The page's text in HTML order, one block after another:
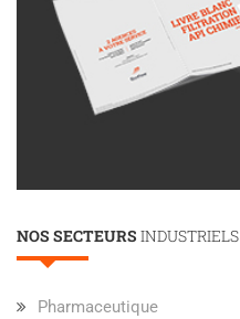
NOS SECTEURS INDUSTRIELS
Pharmaceutique